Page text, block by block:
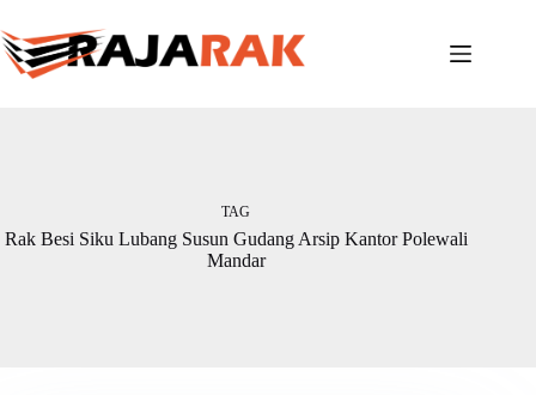
to
content
TAG
Rak Besi Siku Lubang Susun Gudang Arsip Kantor Polewali
Mandar